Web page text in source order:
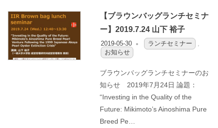
【ブラウンバッグランチセミナ
ー】2019.7.24 山下 裕子
2019-05-30 OFO2_TESTIIR
ランチセミナー
,
お知らせ
ブラウンバッグランチセミナーのお
知らせ 2019年7月24日 論題：
“Investing in the Quality of the
Future: Mikimoto’s Ainoshima Pure
Breed Pe…